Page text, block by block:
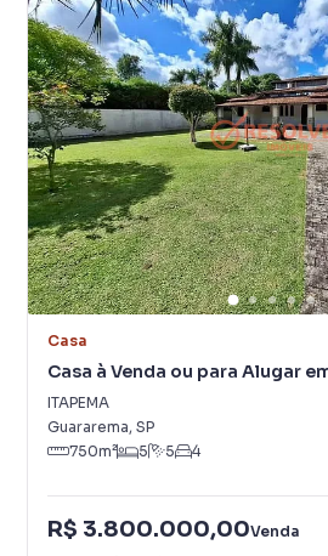
Casa
Casa à Venda ou para Alugar
ITAPEMA
Guararema, SP
750m² 5 5 4
R$ 3.800.000,00Venda